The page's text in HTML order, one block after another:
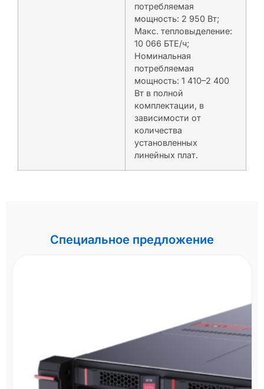
потребляемая
мощность: 2 950 Вт;
Макс. тепловыделение:
10 066 БТЕ/ч;
Номинальная
потребляемая
мощность: 1 410–2 400
Вт в полной
комплектации, в
зависимости от
количества
установленных
линейных плат.
Специальное предложение